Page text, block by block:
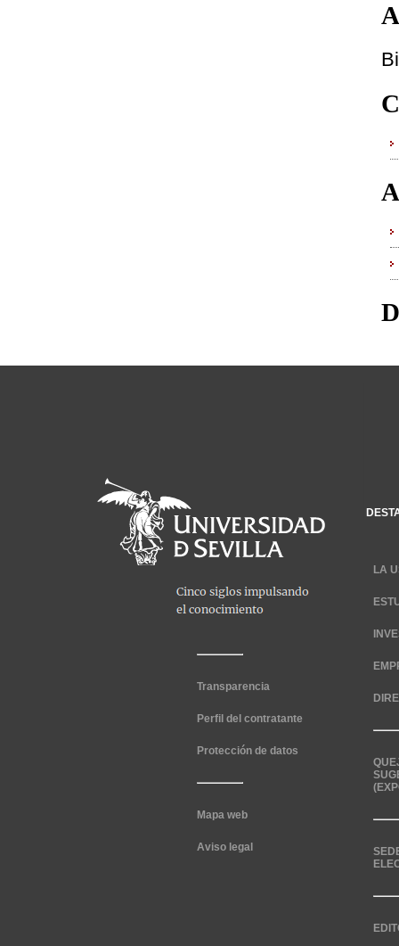
Transparencia
Perfil del contratante
Protección de datos
Mapa web
Aviso legal
LA